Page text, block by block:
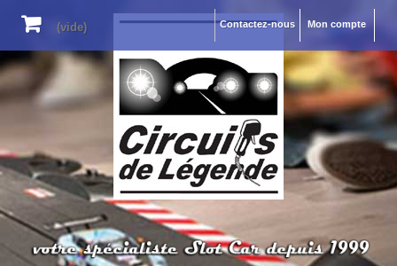
Mon compte
Contactez-nous
(vide)